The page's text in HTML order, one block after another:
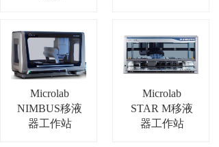
Microlab
NIMBUS移液
器工作站
Microlab
STAR M移液
器工作站